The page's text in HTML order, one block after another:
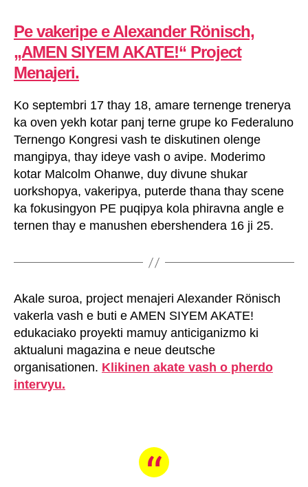
Pe vakeripe e Alexander Rönisch,
„AMEN SIYEM AKATE!“ Project
Menajeri.
Ko septembri 17 thay 18, amare ternenge trenerya
ka oven yekh kotar panj terne grupe ko Federaluno
Ternengo Kongresi vash te diskutinen olenge
mangipya, thay ideye vash o avipe. Moderimo
kotar Malcolm Ohanwe, duy divune shukar
uorkshopya, vakeripya, puterde thana thay scene
ka fokusingyon PE puqipya kola phiravna angle e
ternen thay e manushen ebershendera 16 ji 25.
Akale suroa, project menajeri Alexander Rönisch
vakerla vash e buti e AMEN SIYEM AKATE!
edukaciako proyekti mamuy anticiganizmo ki
aktualuni magazina e neue deutsche
organisationen. Klikinen akate vash o pherdo
intervyu.